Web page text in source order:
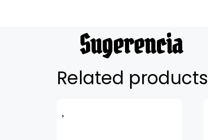
Sugerencia
Related products